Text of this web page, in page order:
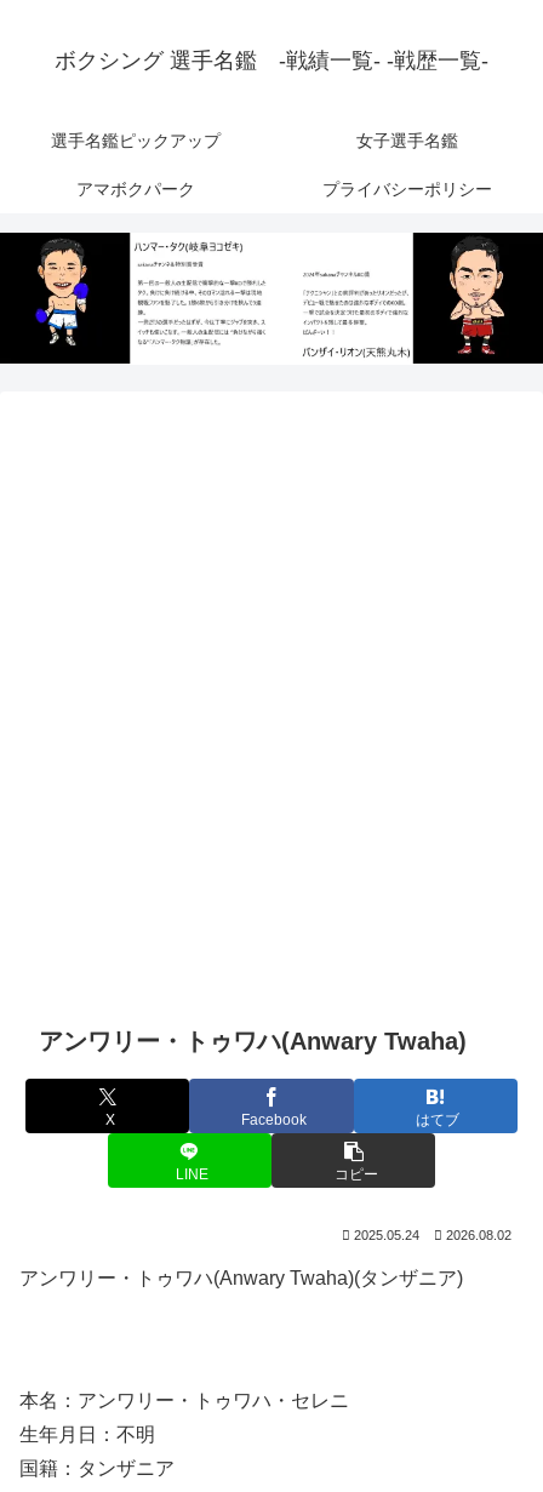
ボクシング 選手名鑑 -戦績一覧- -戦歴一覧-
選手名鑑ピックアップ 女子選手名鑑
アマボクパーク プライバシーポリシー
アンワリー・トゥワハ(Anwary Twaha)
X Facebook はてブ
LINE コピー
2025.05.24 2026.08.02
アンワリー・トゥワハ(Anwary Twaha)(タンザニア)
本名：アンワリー・トゥワハ・セレニ
生年月日：不明
国籍：タンザニア